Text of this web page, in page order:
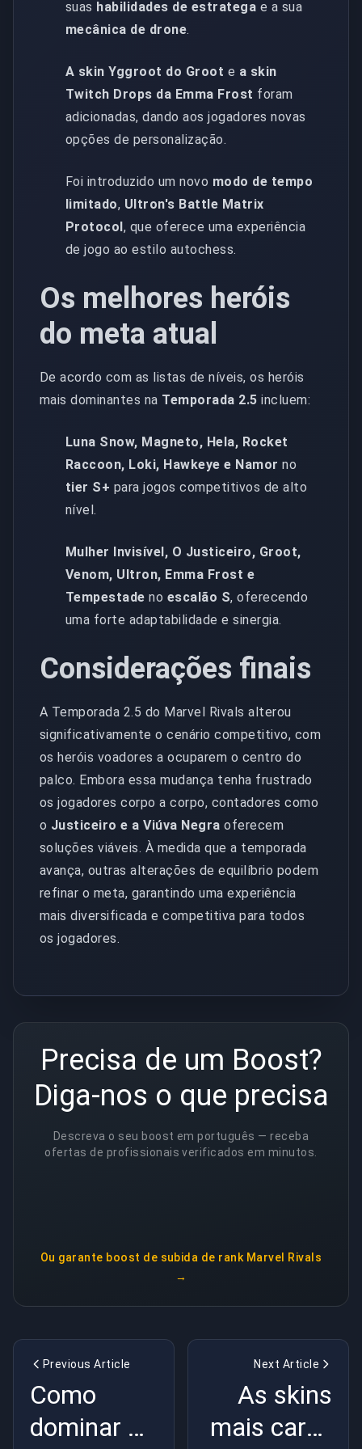
suas habilidades de estratega e a sua
mecânica de drone.
A skin Yggroot do Groot e a skin
Twitch Drops da Emma Frost foram
adicionadas, dando aos jogadores novas
opções de personalização.
Foi introduzido um novo modo de tempo
limitado, Ultron's Battle Matrix
Protocol, que oferece uma experiência
de jogo ao estilo autochess.
Os melhores heróis
do meta atual
De acordo com as listas de níveis, os heróis
mais dominantes na Temporada 2.5 incluem:
Luna Snow, Magneto, Hela, Rocket
Raccoon, Loki, Hawkeye e Namor no
tier S+ para jogos competitivos de alto
nível.
Mulher Invisível, O Justiceiro, Groot,
Venom, Ultron, Emma Frost e
Tempestade no escalão S, oferecendo
uma forte adaptabilidade e sinergia.
Considerações finais
A Temporada 2.5 do Marvel Rivals alterou
significativamente o cenário competitivo, com
os heróis voadores a ocuparem o centro do
palco. Embora essa mudança tenha frustrado
os jogadores corpo a corpo, contadores como
o Justiceiro e a Viúva Negra oferecem
soluções viáveis. À medida que a temporada
avança, outras alterações de equilíbrio podem
refinar o meta, garantindo uma experiência
mais diversificada e competitiva para todos
os jogadores.
Precisa de um Boost?
Diga-nos o que precisa
Descreva o seu boost em português — receba
ofertas de profissionais verificados em minutos.
Ou garante boost de subida de rank Marvel Rivals
→
Previous Article
Como
dominar a
Next Article
As skins
mais caras